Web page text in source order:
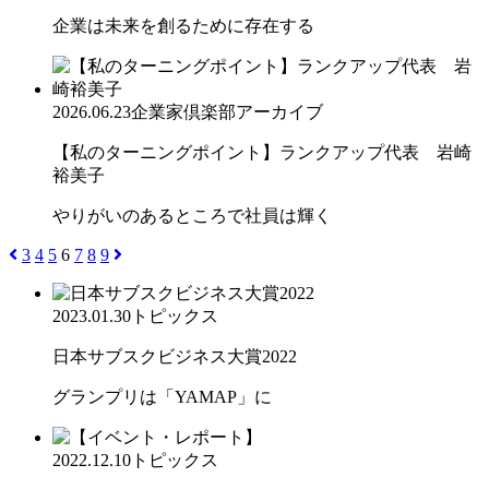
企業は未来を創るために存在する
2026.06.23企業家倶楽部アーカイブ
【私のターニングポイント】ランクアップ代表 岩崎
裕美子
やりがいのあるところで社員は輝く
3 4 5 6 7 8 9
2023.01.30 トピックス
日本サブスクビジネス大賞2022
グランプリは「YAMAP」に
2022.12.10 トピックス